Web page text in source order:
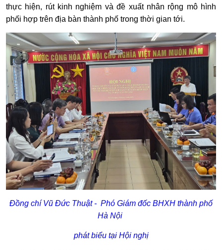
thực hiện, rút kinh nghiệm và đề xuất nhân rộng mô hình
phối hợp trên địa bàn thành phố trong thời gian tới.
Đồng chí Vũ Đức Thuật - Phó Giám đốc BHXH thành phố
Hà Nội
phát biểu tại Hội nghị